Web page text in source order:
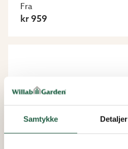
Samtykke Detaljer
Fra
kr 959